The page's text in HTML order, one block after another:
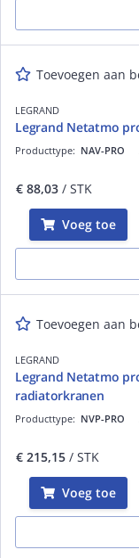
Toevoegen aan
LEGRAND
Legrand Netatmo
Producttype: NAV-PRO
€ 88,03 / STK
Voeg toe
Toevoegen aan
LEGRAND
Legrand Netatmo
radiatorkranen
Producttype: NVP-PRO
€ 215,15 / STK
Voeg toe